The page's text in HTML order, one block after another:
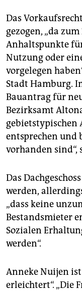
Das
gezogen, „da
Anhaltspunkte
Nutzung oder
vorgelegen
Stadt Hamburg.
Bauantrag für
Bezirksamt
gebietstypischen
entsprechen und
vorhanden sind“,
Das
werden,
„dass keine
Bestandsmieter
Sozialen
werden“.
Anneke Nuijen
erleichtert“. „Die